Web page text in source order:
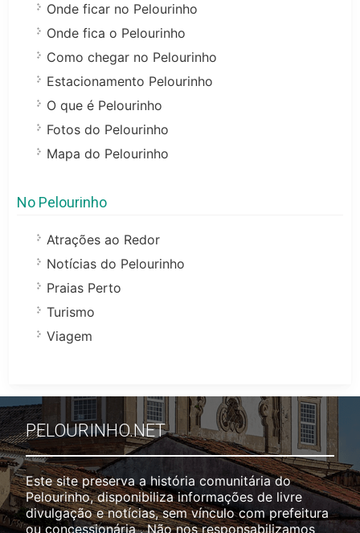
Onde ficar no Pelourinho
Onde fica o Pelourinho
Como chegar no Pelourinho
Estacionamento Pelourinho
O que é Pelourinho
Fotos do Pelourinho
Mapa do Pelourinho
No Pelourinho
Atrações ao Redor
Notícias do Pelourinho
Praias Perto
Turismo
Viagem
PELOURINHO.NET
Este site preserva a história comunitária do
Pelourinho, disponibiliza informações de livre
divulgação e notícias, sem vínculo com prefeitura
ou concessionária . Não nos responsabilizamos